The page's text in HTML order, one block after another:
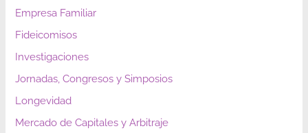
Empresa Familiar
Fideicomisos
Investigaciones
Jornadas, Congresos y Simposios
Longevidad
Mercado de Capitales y Arbitraje